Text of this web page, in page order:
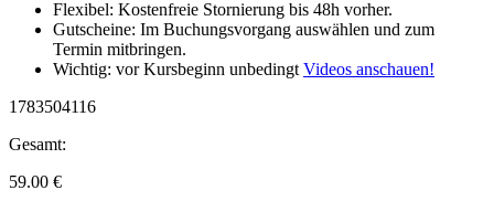
Flexibel: Kostenfreie Stornierung bis 48h vorher.
Gutscheine: Im Buchungsvorgang auswählen und zum
Termin mitbringen.
Wichtig: vor Kursbeginn unbedingt Videos anschauen!
1783504116
Gesamt:
59.00 €